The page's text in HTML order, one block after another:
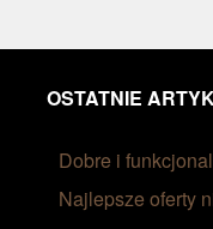
OSTATNIE
Dobre i
Najlepsze oferty